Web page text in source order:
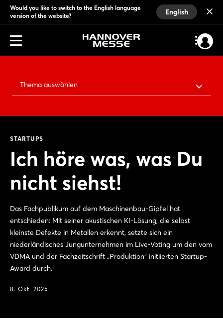
Would you like to switch to the English language
version of the website?
English
Thema auswählen
STARTUPS
Ich höre was, was Du
nicht siehst!
Das Fachpublikum auf dem Maschinenbau-Gipfel hat
entschieden: Mit seiner akustischen KI-Lösung, die selbst
kleinste Defekte in Metallen erkennt, setzte sich ein
niederländisches Jungunternehmen im Live-Voting um den vom
VDMA und der Fachzeitschrift „Produktion“ initiierten Startup-
Award durch.
8. Okt. 2025